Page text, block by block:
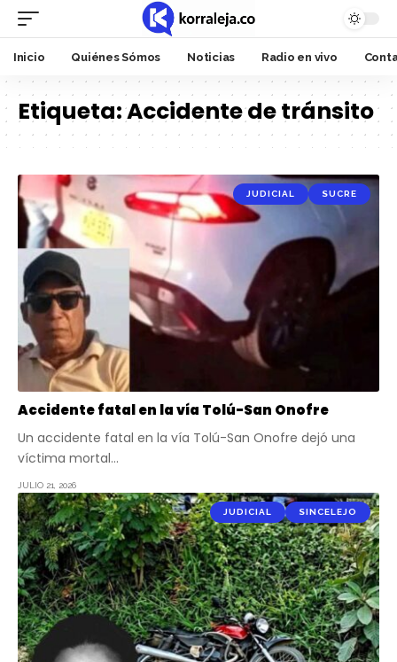
Inicio Quiénes Sómos Noticias Radio en vivo
Etiqueta:Accidente de tránsito
JUDICIAL SUCRE
Accidente fatal en la vía Tolú-San Onofre
Un accidente fatal en la vía Tolú-San Onofre dejó una
víctima mortal…
JULIO 21, 2026
JUDICIAL SINCELEJO